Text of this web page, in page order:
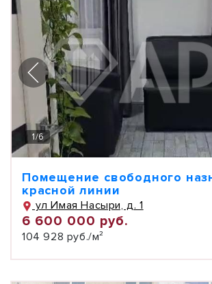
1/6
Помещение свободного
красной линии
ул Имая Насыри, д. 1
6 600 000 руб.
104 928 руб./м²